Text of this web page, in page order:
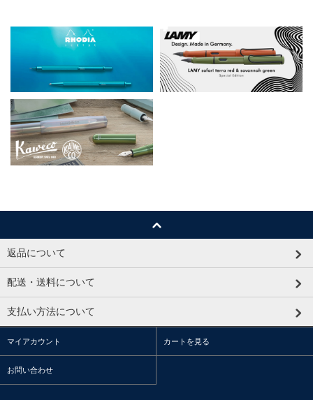
返品について
配送・送料について
支払い方法について
マイアカウント カートを見る
お問い合わせ